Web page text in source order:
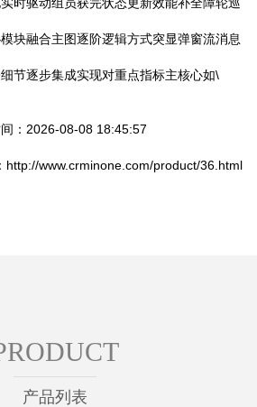
块融合主图逐阶逻辑方式突显弹窗流消息
节逐步集成实现对重点指标主核心如\
：2026-08-08 18:45:57
http://www.crminone.com/product/36.html
产品列表